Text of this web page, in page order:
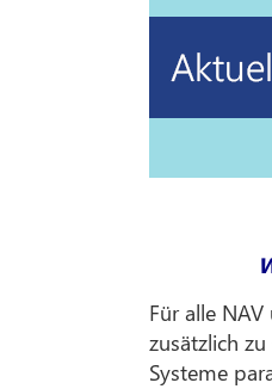
Für alle
zusätzlich
Systeme